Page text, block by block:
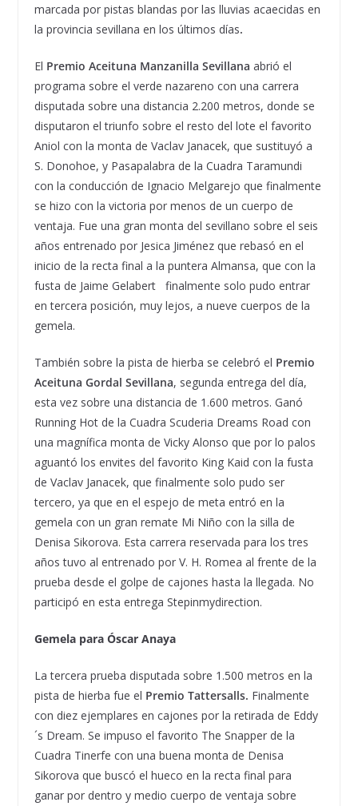
marcada por pistas blandas por las lluvias acaecidas en
la provincia sevillana en los últimos días‌.
El Premio Aceituna Manzanilla Sevillana abrió el
programa sobre el verde nazareno con una carrera
disputada sobre una distancia 2.200 metros, donde se
disputaron el triunfo sobre el resto del lote el favorito
Aniol con la monta de Vaclav Janacek, que sustituyó a
S. Donohoe, y Pasapalabra de la Cuadra Taramundi
con la conducción de Ignacio Melgarejo que finalmente
se hizo con la victoria por menos de un cuerpo de
ventaja. Fue una gran monta del sevillano sobre el seis
años entrenado por Jesica Jiménez que rebasó en el
inicio de la recta final a la puntera Almansa, que con la
fusta de Jaime Gelabert finalmente solo pudo entrar
en tercera posición, muy lejos, a nueve cuerpos de la
gemela.
También sobre la pista de hierba se celebró el Premio
Aceituna Gordal Sevillana, segunda entrega del día,
esta vez sobre una distancia de 1.600 metros. Ganó
Running Hot de la Cuadra Scuderia Dreams Road con
una magnífica monta de Vicky Alonso que por lo palos
aguantó los envites del favorito King Kaid con la fusta
de Vaclav Janacek, que finalmente solo pudo ser
tercero, ya que en el espejo de meta entró en la
gemela con un gran remate Mi Niño con la silla de
Denisa Sikorova. Esta carrera reservada para los tres
años tuvo al entrenado por V. H. Romea al frente de la
prueba desde el golpe de cajones hasta la llegada. No
participó en esta entrega Stepinmydirection.
Gemela para Óscar Anaya
La tercera prueba disputada sobre 1.500 metros en la
pista de hierba fue el Premio Tattersalls. Finalmente
con diez ejemplares en cajones por la retirada de Eddy
´s Dream. Se impuso el favorito The Snapper de la
Cuadra Tinerfe con una buena monta de Denisa
Sikorova que buscó el hueco en la recta final para
ganar por dentro y medio cuerpo de ventaja sobre